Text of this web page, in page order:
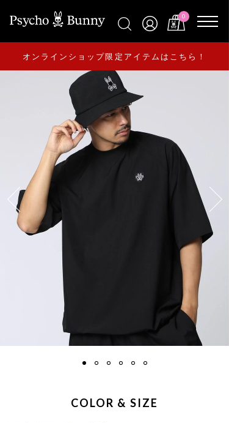
0
オンラインショップ限定アイテムはこちら！
COLOR & SIZE